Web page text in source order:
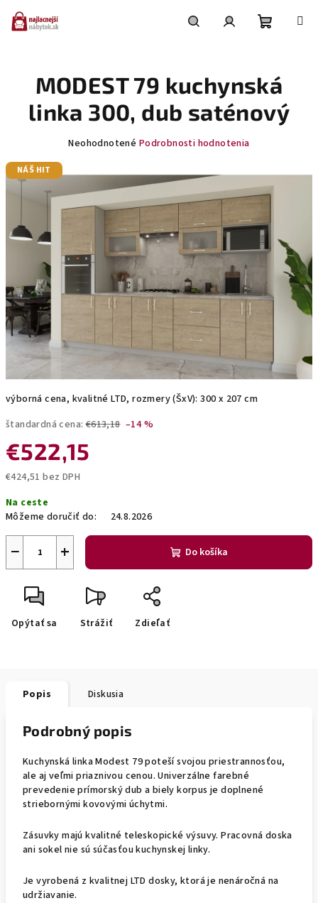
obsah
košík
výborná cena, kvalitné LTD, rozmery (ŠxV): 300 x 207 cm
štandardná cena: €613,18 –14 %
€522,15
€424,51 bez DPH
cena:
Na ceste
Môžeme doručiť do:
24.8.2026
+
− Do košíka
Opýtať sa Strážiť Zdieľať
MODEST 79 kuchynská
linka 300, dub saténový
Priemerné
produktu
0,0
z
5
hviezdičiek.
Neohodnotené Podrobnosti hodnotenia
NÁŠ HIT
Popis Diskusia
Podrobný popis
Kuchynská linka Modest 79 poteší svojou priestrannosťou,
ale aj veľmi priaznivou cenou. Univerzálne farebné
prevedenie prímorský dub a biely korpus je doplnené
striebornými kovovými úchytmi.
Zásuvky majú kvalitné teleskopické výsuvy. Pracovná doska
ani sokel nie sú súčasťou kuchynskej linky.
Je vyrobená z kvalitnej LTD dosky, ktorá je nenáročná na
udržiavanie.